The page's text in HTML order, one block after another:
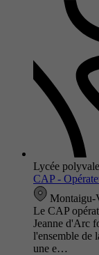
Lycée
CAP -
Montaigu-
Le CAP
Jeanne d'Arc
l'ensemble de
une e…